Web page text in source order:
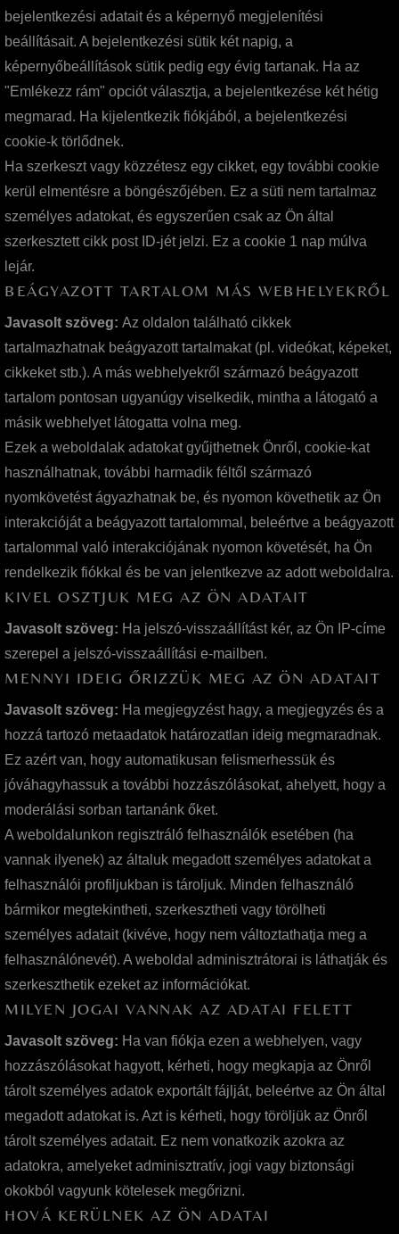
bejelentkezési adatait és a képernyő megjelenítési
beállításait. A bejelentkezési sütik két napig, a
képernyőbeállítások sütik pedig egy évig tartanak. Ha az
"Emlékezz rám" opciót választja, a bejelentkezése két hétig
megmarad. Ha kijelentkezik fiókjából, a bejelentkezési
cookie-k törlődnek.
Ha szerkeszt vagy közzétesz egy cikket, egy további cookie
kerül elmentésre a böngészőjében. Ez a süti nem tartalmaz
személyes adatokat, és egyszerűen csak az Ön által
szerkesztett cikk post ID-jét jelzi. Ez a cookie 1 nap múlva
lejár.
BEÁGYAZOTT TARTALOM MÁS WEBHELYEKRŐL
Javasolt szöveg: Az oldalon található cikkek
tartalmazhatnak beágyazott tartalmakat (pl. videókat, képeket,
cikkeket stb.). A más webhelyekről származó beágyazott
tartalom pontosan ugyanúgy viselkedik, mintha a látogató a
másik webhelyet látogatta volna meg.
Ezek a weboldalak adatokat gyűjthetnek Önről, cookie-kat
használhatnak, további harmadik féltől származó
nyomkövetést ágyazhatnak be, és nyomon követhetik az Ön
interakcióját a beágyazott tartalommal, beleértve a beágyazott
tartalommal való interakciójának nyomon követését, ha Ön
rendelkezik fiókkal és be van jelentkezve az adott weboldalra.
KIVEL OSZTJUK MEG AZ ÖN ADATAIT
Javasolt szöveg: Ha jelszó-visszaállítást kér, az Ön IP-címe
szerepel a jelszó-visszaállítási e-mailben.
MENNYI IDEIG ŐRIZZÜK MEG AZ ÖN ADATAIT
Javasolt szöveg: Ha megjegyzést hagy, a megjegyzés és a
hozzá tartozó metaadatok határozatlan ideig megmaradnak.
Ez azért van, hogy automatikusan felismerhessük és
jóváhagyhassuk a további hozzászólásokat, ahelyett, hogy a
moderálási sorban tartanánk őket.
A weboldalunkon regisztráló felhasználók esetében (ha
vannak ilyenek) az általuk megadott személyes adatokat a
felhasználói profiljukban is tároljuk. Minden felhasználó
bármikor megtekintheti, szerkesztheti vagy törölheti
személyes adatait (kivéve, hogy nem változtathatja meg a
felhasználónevét). A weboldal adminisztrátorai is láthatják és
szerkeszthetik ezeket az információkat.
MILYEN JOGAI VANNAK AZ ADATAI FELETT
Javasolt szöveg: Ha van fiókja ezen a webhelyen, vagy
hozzászólásokat hagyott, kérheti, hogy megkapja az Önről
tárolt személyes adatok exportált fájlját, beleértve az Ön által
megadott adatokat is. Azt is kérheti, hogy töröljük az Önről
tárolt személyes adatait. Ez nem vonatkozik azokra az
adatokra, amelyeket adminisztratív, jogi vagy biztonsági
okokból vagyunk kötelesek megőrizni.
HOVÁ KERÜLNEK AZ ÖN ADATAI